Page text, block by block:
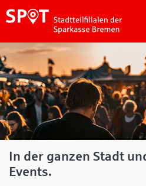
In der ganzen Stadt
Events.